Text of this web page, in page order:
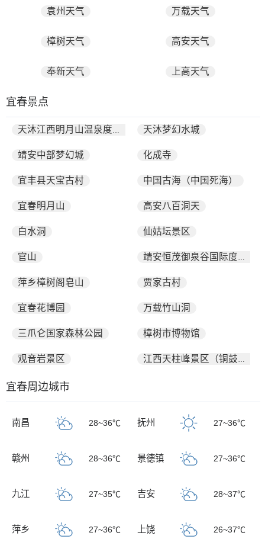
袁州天气 万载天气
樟树天气 高安天气
奉新天气 上高天气
宜春景点
天沐江西明月山温泉度假区 天沐梦幻水城
靖安中部梦幻城 化成寺
宜丰县天宝古村 中国古海（中国死海）
宜春明月山 高安八百洞天
白水洞 仙姑坛景区
官山 靖安恒茂御泉谷国际度假山庄
萍乡樟树阁皂山 贾家古村
宜春花博园 万载竹山洞
三爪仑国家森林公园 樟树市博物馆
观音岩景区 江西天柱峰景区（铜鼓县）
宜春周边城市
南昌 28~36℃ 抚州 27~36℃
赣州 28~36℃ 景德镇 27~36℃
九江 27~35℃ 吉安 28~37℃
萍乡 27~36℃ 上饶 26~37℃